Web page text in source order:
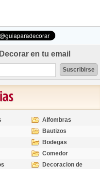
en tu email
Alfombras
Bautizos
Bodegas
Comedor
Decoracion de